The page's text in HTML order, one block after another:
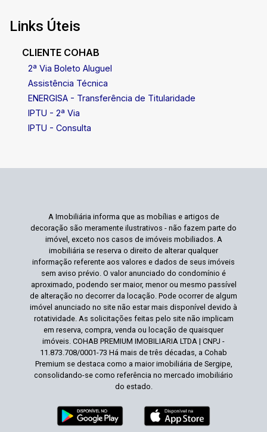
Links Úteis
CLIENTE COHAB
2ª Via Boleto Aluguel
Assistência Técnica
ENERGISA - Transferência de Titularidade
IPTU - 2ª Via
IPTU - Consulta
A Imobiliária informa que as mobílias e artigos de
decoração são meramente ilustrativos - não fazem parte do
imóvel, exceto nos casos de imóveis mobiliados. A
imobiliária se reserva o direito de alterar qualquer
informação referente aos valores e dados de seus imóveis
sem aviso prévio. O valor anunciado do condomínio é
aproximado, podendo ser maior, menor ou mesmo passível
de alteração no decorrer da locação. Pode ocorrer de algum
imóvel anunciado no site não estar mais disponível devido à
rotatividade. As solicitações feitas pelo site não implicam
em reserva, compra, venda ou locação de quaisquer
imóveis. COHAB PREMIUM IMOBILIARIA LTDA | CNPJ -
11.873.708/0001-73 Há mais de três décadas, a Cohab
Premium se destaca como a maior imobiliária de Sergipe,
consolidando-se como referência no mercado imobiliário
do estado.